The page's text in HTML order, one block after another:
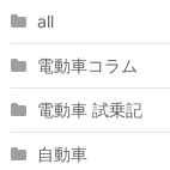
all
電動車コラム
電動車 試乗記
自動車